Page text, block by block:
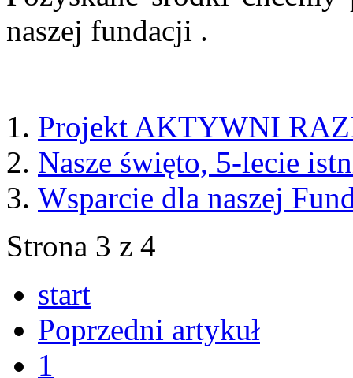
naszej fundacji .
Projekt AKTYWNI
Nasze święto, 5-lecie
Wsparcie dla naszej
Strona 3 z 4
start
Poprzedni artykuł
1